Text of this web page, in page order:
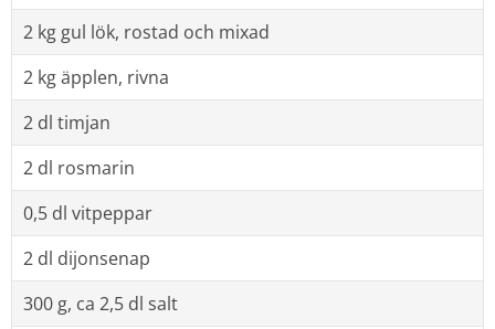
2 kg gul lök, rostad och mixad
2 kg äpplen, rivna
2 dl timjan
2 dl rosmarin
0,5 dl vitpeppar
2 dl dijonsenap
300 g, ca 2,5 dl salt